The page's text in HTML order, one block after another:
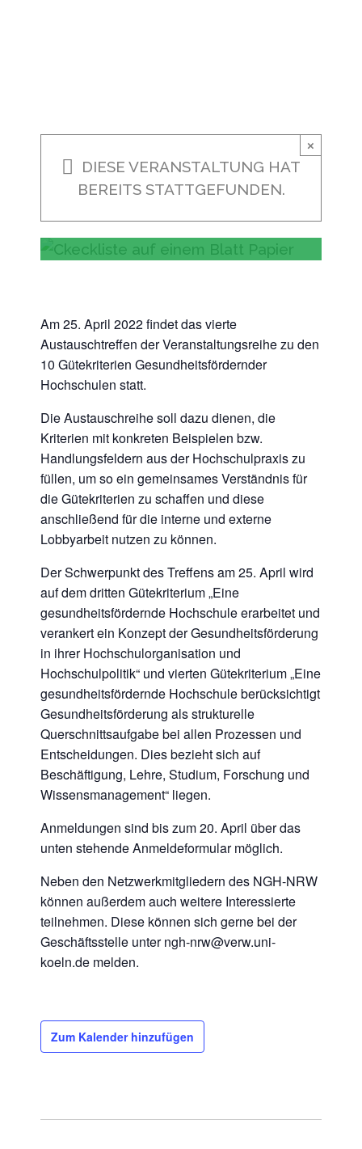
×
DIESE VERANSTALTUNG HAT
BEREITS STATTGEFUNDEN.
Hochschulen
25.04.2022, 11:00 Uhr-12:00
Uhr
Am 25. April 2022 findet das vierte
Austauschtreffen der Veranstaltungsreihe zu den
10 Gütekriterien Gesundheitsfördernder
Hochschulen statt.
Die Austauschreihe soll dazu dienen, die
Kriterien mit konkreten Beispielen bzw.
Handlungsfeldern aus der Hochschulpraxis zu
füllen, um so ein gemeinsames Verständnis für
die Gütekriterien zu schaffen und diese
anschließend für die interne und externe
Lobbyarbeit nutzen zu können.
Der Schwerpunkt des Treffens am 25. April wird
auf dem dritten Gütekriterium „Eine
gesundheitsfördernde Hochschule erarbeitet und
verankert ein Konzept der Gesundheitsförderung
in ihrer Hochschulorganisation und
Hochschulpolitik“ und vierten Gütekriterium „Eine
gesundheitsfördernde Hochschule berücksichtigt
Gesundheitsförderung als strukturelle
Querschnittsaufgabe bei allen Prozessen und
Entscheidungen. Dies bezieht sich auf
Beschäftigung, Lehre, Studium, Forschung und
Wissensmanagement“ liegen.
Anmeldungen sind bis zum 20. April über das
unten stehende Anmeldeformular möglich.
Neben den Netzwerkmitgliedern des NGH-NRW
können außerdem auch weitere Interessierte
teilnehmen. Diese können sich gerne bei der
Geschäftsstelle unter ngh-nrw@verw.uni-
koeln.de melden.
Zum Kalender hinzufügen